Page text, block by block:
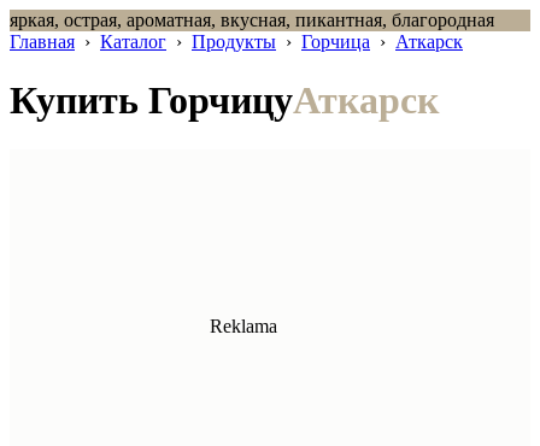
яркая, острая, ароматная, вкусная, пикантная, благородная
Главная › Каталог › Продукты › Горчица › Аткарск
Купить ГорчицуАткарск